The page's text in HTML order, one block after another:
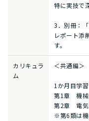
特に実技で
3．別冊：「
レポート添
す。
カリキュラ
ム
＜共通編
1か月目学習
第1章 機械
第2章 電気
※第6類は